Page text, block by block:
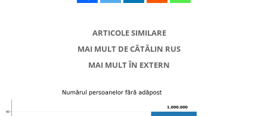
ARTICOLE SIMILARE
MAI MULT DE CĂTĂLIN RUS
MAI MULT ÎN EXTERN